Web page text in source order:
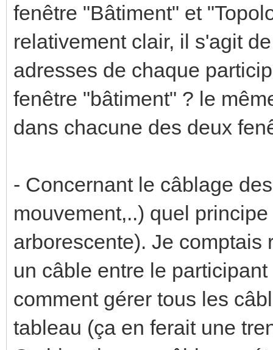
fenêtre "Bâtiment" et
relativement clair, il s'agit
adresses de chaque
fenêtre "bâtiment" ? le
dans chacune des deux
- Concernant le câblage
mouvement,..) quel
arborescente). Je
un câble entre le
comment gérer tous les
tableau (ça en ferait une